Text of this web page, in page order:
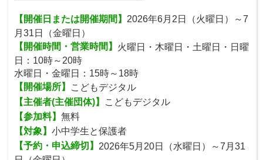
【開催日または開催期間】 2026年6月2日（火曜日）～7
月31日（金曜日）
【開催時間・営業時間】 火曜日・木曜日・土曜日・日曜
日：10時～20時
水曜日・金曜日：15時～18時
【開催場所】
こどもデジタル
【主催者(主催団体)】
こどもデジタル
【参加料】無料
【対象】小中学生と保護者
【予約・申込締切】 2026年5月20日（水曜日）～7月31